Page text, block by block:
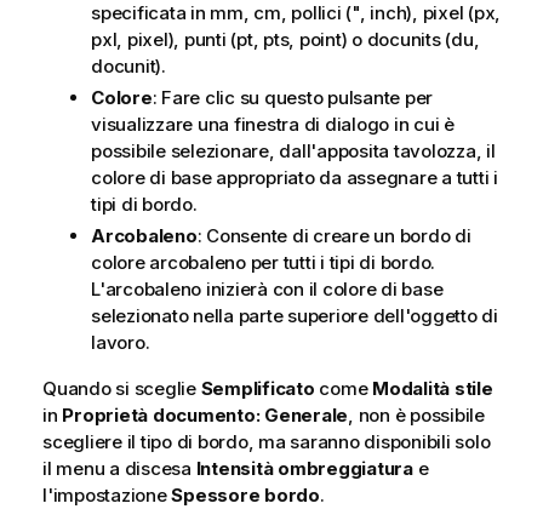
specificata in mm, cm, pollici (", inch), pixel (px,
pxl, pixel), punti (pt, pts, point) o docunits (du,
docunit).
Colore: Fare clic su questo pulsante per
visualizzare una finestra di dialogo in cui è
possibile selezionare, dall'apposita tavolozza, il
colore di base appropriato da assegnare a tutti i
tipi di bordo.
Arcobaleno: Consente di creare un bordo di
colore arcobaleno per tutti i tipi di bordo.
L'arcobaleno inizierà con il colore di base
selezionato nella parte superiore dell'oggetto di
lavoro.
Quando si sceglie Semplificato come Modalità stile
in Proprietà documento: Generale, non è possibile
scegliere il tipo di bordo, ma saranno disponibili solo
il menu a discesa Intensità ombreggiaturae
l'impostazioneSpessore bordo.